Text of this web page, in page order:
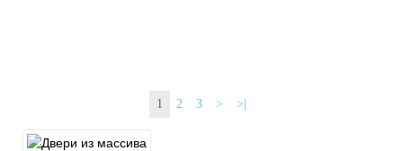
1 2 3 > >|